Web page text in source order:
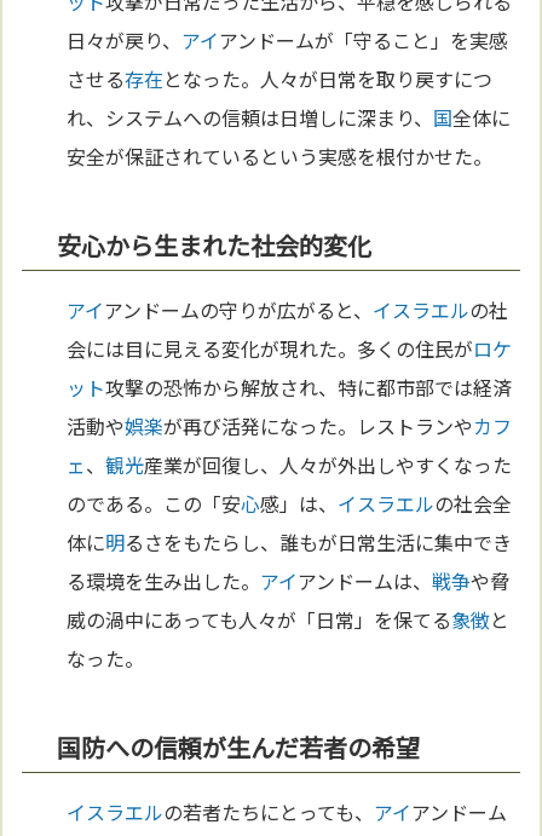
日々が戻り、 アイアンドームが「守ること」を実感
させる存在となった。人々が日常を取り戻すにつ
れ、システムへの信頼は日増しに深まり、 国全体に
安全が保証されているという実感を根付かせた。
安心から生まれた社会的変化
アイアンドームの守りが広がると、 イスラエルの社
会には目に見える変化が現れた。多くの住民がロケ
ット攻撃の恐怖から解放され、特に都市部では経済
活動や娯楽が再び活発になった。レストランやカフ
ェ、観光産業が回復し、人々が外出しやすくなった
のである。この「安心感」は、 イスラエルの社会全
体に明るさをもたらし、誰もが日常生活に集中でき
る環境を生み出した。 アイアンドームは、戦争や脅
威の渦中にあっても人々が「日常」を保てる象徴と
なった。
国防への信頼が生んだ若者の希望
イスラエルの若者たちにとっても、 アイアンドーム